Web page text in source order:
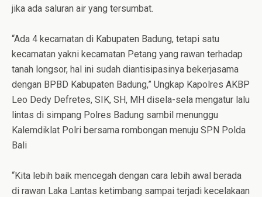
jika ada saluran air yang tersumbat.
“Ada 4 kecamatan di Kabupaten Badung, tetapi satu
kecamatan yakni kecamatan Petang yang rawan terhadap
tanah longsor, hal ini sudah diantisipasinya bekerjasama
dengan BPBD Kabupaten Badung,” Ungkap Kapolres AKBP
Leo Dedy Defretes, SIK, SH, MH disela-sela mengatur lalu
lintas di simpang Polres Badung sambil menunggu
Kalemdiklat Polri bersama rombongan menuju SPN Polda
Bali
“Kita lebih baik mencegah dengan cara lebih awal berada
di rawan Laka Lantas ketimbang sampai terjadi kecelakaan